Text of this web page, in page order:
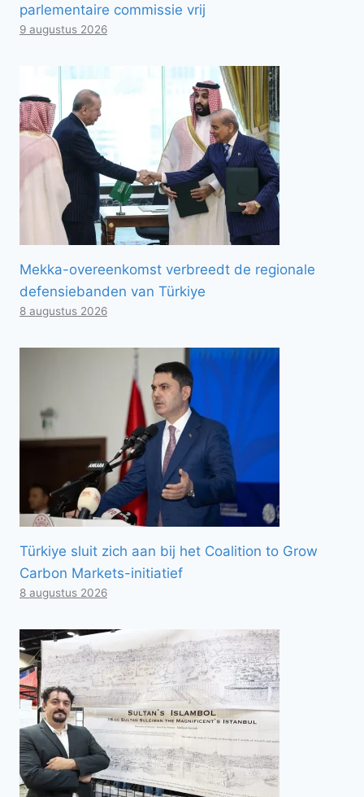
parlementaire commissie vrij
9 augustus 2026
Mekka-overeenkomst verbreedt de regionale
defensiebanden van Türkiye
8 augustus 2026
Türkiye sluit zich aan bij het Coalition to Grow
Carbon Markets-initiatief
8 augustus 2026